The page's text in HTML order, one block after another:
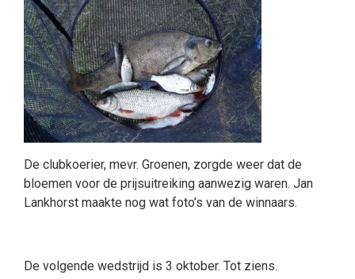
De clubkoerier, mevr. Groenen, zorgde weer dat de
bloemen voor de prijsuitreiking aanwezig waren. Jan
Lankhorst maakte nog wat foto’s van de winnaars.
De volgende wedstrijd is 3 oktober. Tot ziens.